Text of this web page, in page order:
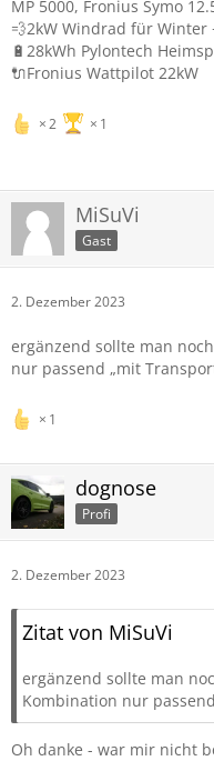
MP 5000, Fronius Symo
💨2kW Windrad für Winter
🔋28kWh Pylontech
🔌Fronius Wattpilot 22kW
2 1
MiSuVi
Gast
2. Dezember 2023
ergänzend sollte man
nur passend „mit
1
dognose
Profi
2. Dezember 2023
Zitat von MiSuVi
ergänzend sollte man
Kombination nur
Oh danke - war mir nicht